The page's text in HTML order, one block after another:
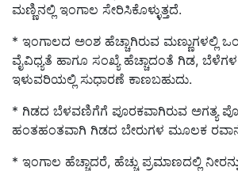
ಮಣ್ಣಿನಲ್ಲಿ ಇಂಗಾಲ ಸೇರಿಸಿಕೊಳ್ಳುತ್ತದೆ.
* ಇಂಗಾಲದ ಅಂಶ ಹೆಚ್ಚಾಗಿರುವ ಮಣ್ಣುಗಳಲ್ಲಿ
ವೈವಿಧ್ಯತೆ ಹಾಗೂ ಸಂಖ್ಯೆ ಹೆಚ್ಚಾದಂತೆ ಗಿಡ,
ಇಳುವರಿಯಲ್ಲಿ ಸುಧಾರಣೆ ಕಾಣಬಹುದು.
* ಗಿಡದ ಬೆಳವಣಿಗೆಗೆ ಪೂರಕವಾಗಿರುವ ಅಗತ್ಯ
ಹಂತಹಂತವಾಗಿ ಗಿಡದ ಬೇರುಗಳ ಮೂಲಕ
* ಇಂಗಾಲ ಹೆಚ್ಚಾದರೆ, ಹೆಚ್ಚು ಪ್ರಮಾಣದಲ್ಲಿ